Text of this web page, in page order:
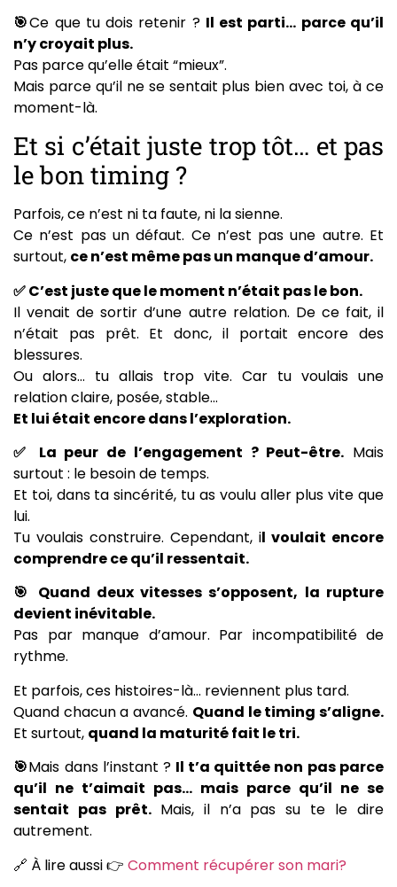
🎯Ce que tu dois retenir ? Il est parti… parce qu’il
n’y croyait plus.
Pas parce qu’elle était “mieux”.
Mais parce qu’il ne se sentait plus bien avec toi, à ce
moment-là.
Et si c’était juste trop tôt… et pas
le bon timing ?
Parfois, ce n’est ni ta faute, ni la sienne.
Ce n’est pas un défaut. Ce n’est pas une autre. Et
surtout, ce n’est même pas un manque d’amour.
✅ C’est juste que le moment n’était pas le bon.
Il venait de sortir d’une autre relation. De ce fait, il
n’était pas prêt. Et donc, il portait encore des
blessures.
Ou alors… tu allais trop vite. Car tu voulais une
relation claire, posée, stable…
Et lui était encore dans l’exploration.
✅ La peur de l’engagement ? Peut-être. Mais
surtout : le besoin de temps.
Et toi, dans ta sincérité, tu as voulu aller plus vite que
lui.
Tu voulais construire. Cependant, il voulait encore
comprendre ce qu’il ressentait.
🎯 Quand deux vitesses s’opposent, la rupture
devient inévitable.
Pas par manque d’amour. Par incompatibilité de
rythme.
Et parfois, ces histoires-là… reviennent plus tard.
Quand chacun a avancé. Quand le timing s’aligne.
Et surtout, quand la maturité fait le tri.
🎯Mais dans l’instant ? Il t’a quittée non pas parce
qu’il ne t’aimait pas… mais parce qu’il ne se
sentait pas prêt. Mais, il n’a pas su te le dire
autrement.
🔗 À lire aussi 👉 Comment récupérer son mari?